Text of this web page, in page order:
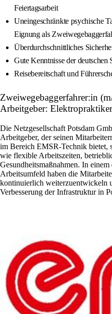
Feiertagsarbeit
Uneingeschränkte psychische
Eignung als
Überdurchschnittliches
Gute Kenntnisse der
Reisebereitschaft und
Zweiwegebaggerfahrer:in
Arbeitgeber: Elektropraktiker
Die Netzgesellschaft Potsdam
Arbeitgeber, der seinen
im Bereich EMSR-Technik bietet,
wie flexible Arbeitszeiten,
Gesundheitsmaßnahmen. In
Arbeitsumfeld haben die
kontinuierlich weiterzuentwickeln
Verbesserung der Infrastruktur in